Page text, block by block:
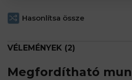
Hasonlítsa össze
VÉLEMÉNYEK (2)
Megfordítható